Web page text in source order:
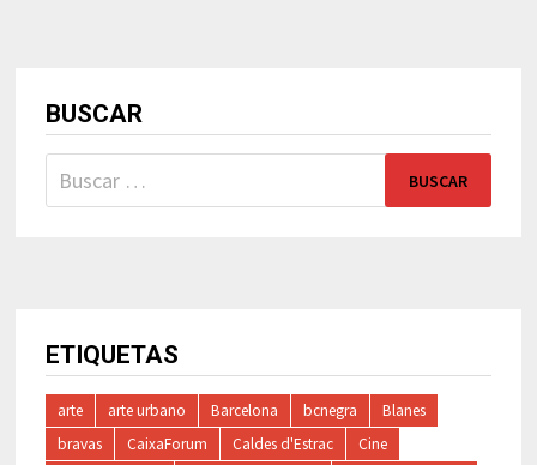
BUSCAR
Buscar:
ETIQUETAS
arte arte urbano Barcelona bcnegra
Blanes
bravas
CaixaForum Caldes d'Estrac
Cine